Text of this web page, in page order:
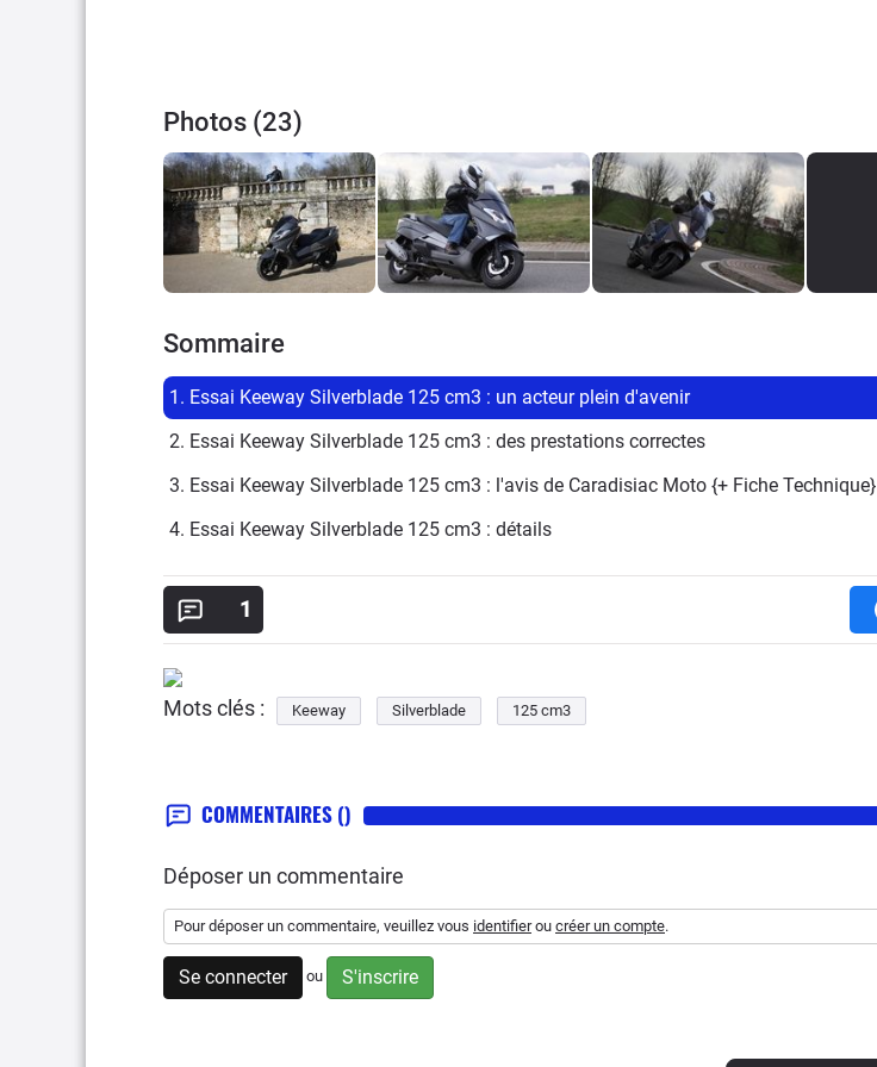
Photos (23)
Sommaire
1. Essai Keeway Silverblade 125 cm3 : un acteur plein d'avenir
2. Essai Keeway Silverblade 125 cm3 : des prestations correctes
3. Essai Keeway Silverblade 125 cm3 : l'avis de Caradisiac Moto {+ Fiche Technique}
4. Essai Keeway Silverblade 125 cm3 : détails
1
Mots clés : Keeway Silverblade 125 cm3
COMMENTAIRES ()
Déposer un commentaire
Pour déposer un commentaire, veuillez vous identifierou créer un compte.
Se connecter ou S'inscrire